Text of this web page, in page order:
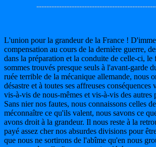
L'union pour la grandeur de la France !
compensation au cours de la dernière guerre,
dans la préparation et la conduite de celle-ci, le
sommes trouvés presque seuls à l'avant-garde
ruée terrible de la mécanique allemande, nous
désastre et à toutes ses affreuses
vis-à-vis de nous-mêmes et vis-à-vis des autres
Sans nier nos fautes, nous connaissons celles
méconnaître ce qu'ils valent, nous savons ce
avons droit à la grandeur. Il nous reste à la
payé assez cher nos absurdes divisions pour
que nous ne sortirons de l'abîme qu'en nous